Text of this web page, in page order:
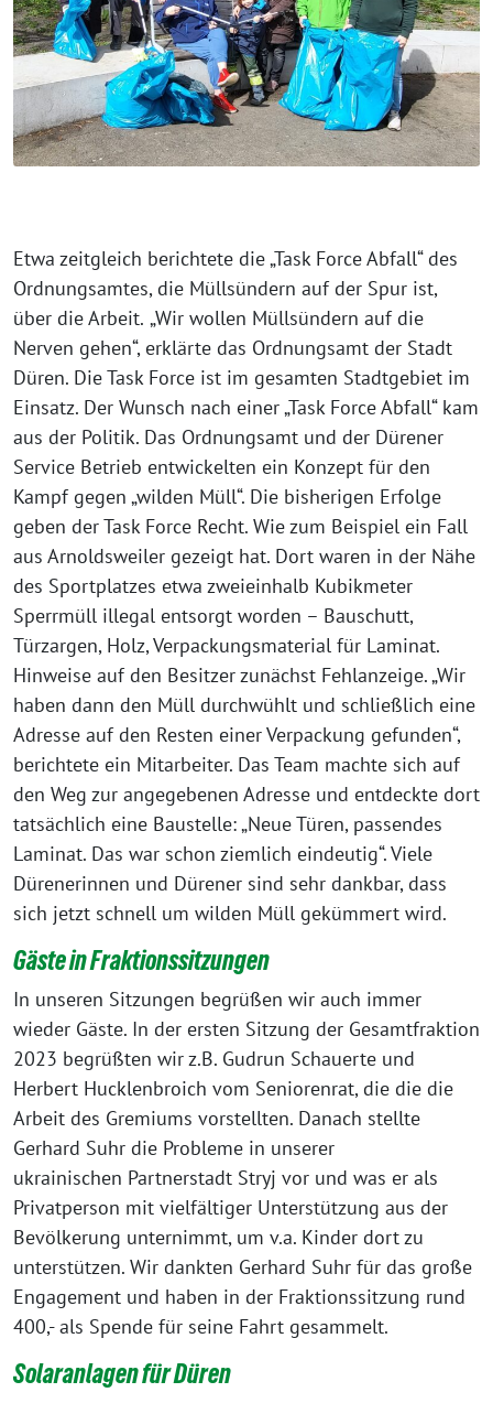
Etwa zeitgleich berichtete die „Task Force Abfall“ des
Ordnungsamtes, die Müllsündern auf der Spur ist,
über die Arbeit. „Wir wollen Müllsündern auf die
Nerven gehen“, erklärte das Ordnungsamt der Stadt
Düren. Die Task Force ist im gesamten Stadtgebiet im
Einsatz. Der Wunsch nach einer „Task Force Abfall“ kam
aus der Politik. Das Ordnungsamt und der Dürener
Service Betrieb entwickelten ein Konzept für den
Kampf gegen „wilden Müll“. Die bisherigen Erfolge
geben der Task Force Recht. Wie zum Beispiel ein Fall
aus Arnoldsweiler gezeigt hat. Dort waren in der Nähe
des Sportplatzes etwa zweieinhalb Kubikmeter
Sperrmüll illegal entsorgt worden – Bauschutt,
Türzargen, Holz, Verpackungsmaterial für Laminat.
Hinweise auf den Besitzer zunächst Fehlanzeige. „Wir
haben dann den Müll durchwühlt und schließlich eine
Adresse auf den Resten einer Verpackung gefunden“,
berichtete ein Mitarbeiter. Das Team machte sich auf
den Weg zur angegebenen Adresse und entdeckte dort
tatsächlich eine Baustelle: „Neue Türen, passendes
Laminat. Das war schon ziemlich eindeutig“. Viele
Dürenerinnen und Dürener sind sehr dankbar, dass
sich jetzt schnell um wilden Müll gekümmert wird.
Gäste in Fraktionssitzungen
In unseren Sitzungen begrüßen wir auch immer
wieder Gäste. In der ersten Sitzung der Gesamtfraktion
2023 begrüßten wir z.B. Gudrun Schauerte und
Herbert Hucklenbroich vom Seniorenrat, die die die
Arbeit des Gremiums vorstellten. Danach stellte
Gerhard Suhr die Probleme in unserer
ukrainischen Partnerstadt Stryj vor und was er als
Privatperson mit vielfältiger Unterstützung aus der
Bevölkerung unternimmt, um v.a. Kinder dort zu
unterstützen. Wir dankten Gerhard Suhr für das große
Engagement und haben in der Fraktionssitzung rund
400,- als Spende für seine Fahrt gesammelt.
Solaranlagen für Düren